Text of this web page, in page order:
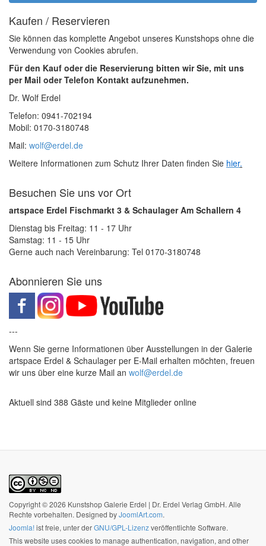
Kaufen / Reservieren
Sie können das komplette Angebot unseres Kunstshops ohne die
Verwendung von Cookies abrufen.
Für den Kauf oder die Reservierung bitten wir Sie, mit uns
per Mail oder Telefon Kontakt aufzunehmen.
Dr. Wolf Erdel
Telefon: 0941-702194
Mobil: 0170-3180748
Mail: wolf@erdel.de
Weitere Informationen zum Schutz Ihrer Daten finden Sie hier.
Besuchen Sie uns vor Ort
artspace Erdel Fischmarkt 3 & Schaulager Am Schallern 4
Dienstag bis Freitag: 11 - 17 Uhr
Samstag: 11 - 15 Uhr
Gerne auch nach Vereinbarung: Tel 0170-3180748
Abonnieren Sie uns
---
Wenn Sie gerne Informationen über Ausstellungen in der Galerie
artspace Erdel & Schaulager per E-Mail erhalten möchten, freuen
wir uns über eine kurze Mail an wolf@erdel.de
Aktuell sind 388 Gäste und keine Mitglieder online
Copyright © 2026 Kunstshop Galerie Erdel | Dr. Erdel Verlag GmbH. Alle
Rechte vorbehalten. Designed byJoomlArt.com.
Joomla!ist freie, unter derGNU/GPL-Lizenzveröffentlichte Software.
This website uses cookies to manage authentication, navigation, and other